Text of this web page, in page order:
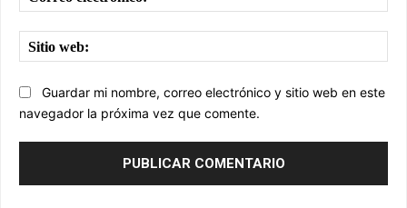
Guardar mi nombre, correo electrónico y sitio web en este
navegador la próxima vez que comente.